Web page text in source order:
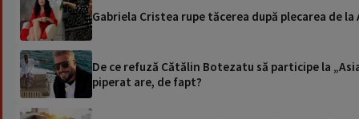
Gabriela Cristea rupe tăcerea după plecarea de
De ce refuză Cătălin Botezatu să participe la
piperat are, de fapt?